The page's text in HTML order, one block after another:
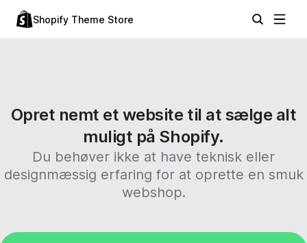
Shopify Theme Store
Opret nemt et website til at sælge alt
muligt på Shopify.
Du behøver ikke at have teknisk eller
designmæssig erfaring for at oprette en smuk
webshop.